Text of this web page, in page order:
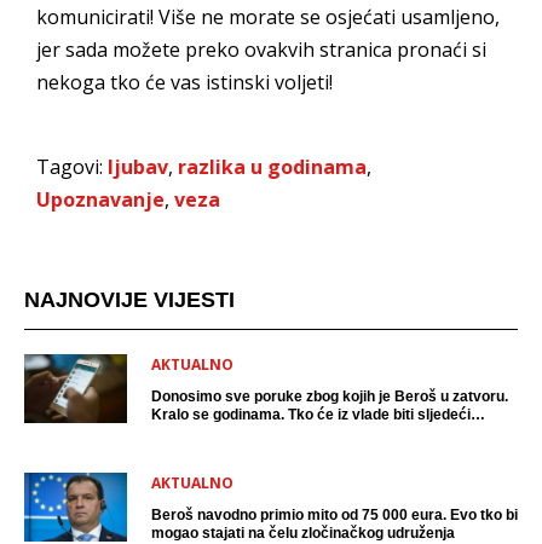
komunicirati! Više ne morate se osjećati usamljeno,
jer sada možete preko ovakvih stranica pronaći si
nekoga tko će vas istinski voljeti!
Tagovi: ljubav, razlika u godinama,
Upoznavanje, veza
NAJNOVIJE VIJESTI
AKTUALNO
Donosimo sve poruke zbog kojih je Beroš u zatvoru.
Kralo se godinama. Tko će iz vlade biti sljedeći
AKTUALNO
Beroš navodno primio mito od 75 000 eura. Evo tko bi
mogao stajati na čelu zločinačkog udruženja